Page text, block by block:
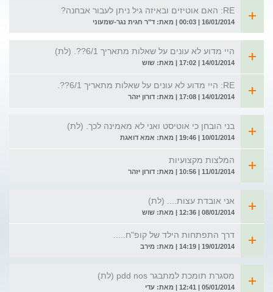
RE: האם אוטיזים ובאיזה גיל ניתן לעבור אבחנה?
16/01/2014 | 00:03 | מאת: ד"ר חגית נגר-שמעוני
היי מדוע לא עונים על שאלות מתאריך 6/1??. (לת)
14/01/2014 | 17:02 | מאת: שוש
RE: היי מדוע לא עונים על שאלות מתאריך 6/1??.
14/01/2014 | 17:08 | מאת: דורון יזהר
בני הובחן כי אוטיסט ואני לא מאמינה לכך. (לת)
10/01/2014 | 19:46 | מאת: אמא דואגת
המלצות מקצועיות
11/01/2014 | 10:56 | מאת: דורון יזהר
אני אובדת עצות.... (לת)
08/01/2014 | 12:36 | מאת: שוש
דרך התפתחות הילד של קופ"ח.....
19/01/2014 | 14:19 | מאת: מירב
מסגרת תומכת למתבגר pdd nos (לת)
05/01/2014 | 12:41 | מאת: עדי